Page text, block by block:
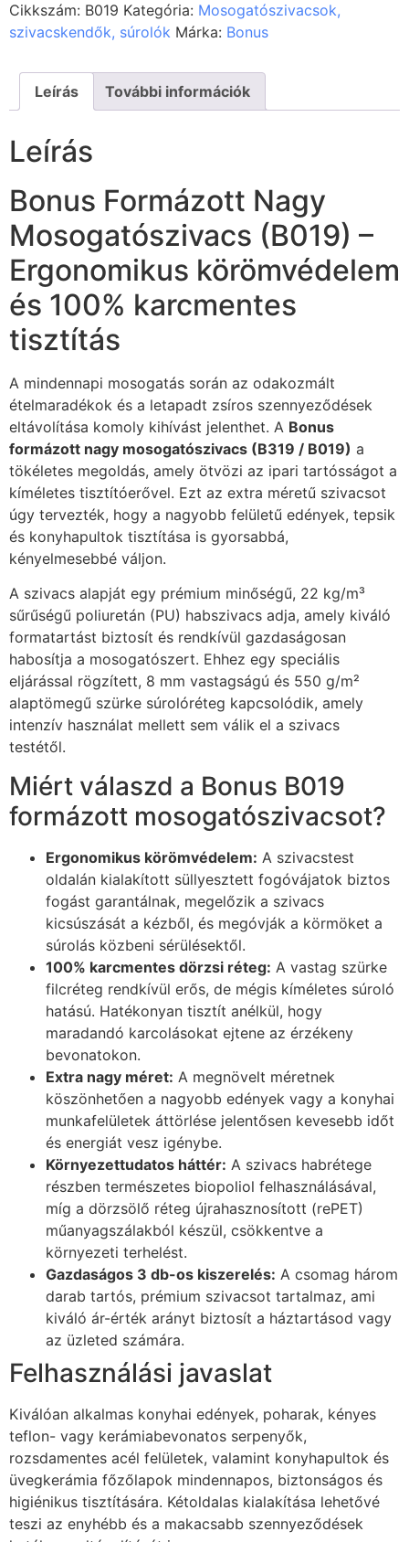
Cikkszám: B019 Kategória: Mosogatószivacsok,
szivacskendők, súrolók Márka: Bonus
Leírás További információk
Leírás
Bonus Formázott Nagy
Mosogatószivacs (B019) –
Ergonomikus körömvédelem
és 100% karcmentes
tisztítás
A mindennapi mosogatás során az odakozmált
ételmaradékok és a letapadt zsíros szennyeződések
eltávolítása komoly kihívást jelenthet. A Bonus
formázott nagy mosogatószivacs (B319 / B019) a
tökéletes megoldás, amely ötvözi az ipari tartósságot a
kíméletes tisztítóerővel. Ezt az extra méretű szivacsot
úgy tervezték, hogy a nagyobb felületű edények, tepsik
és konyhapultok tisztítása is gyorsabbá,
kényelmesebbé váljon.
A szivacs alapját egy prémium minőségű, 22 kg/m³
sűrűségű poliuretán (PU) habszivacs adja, amely kiváló
formatartást biztosít és rendkívül gazdaságosan
habosítja a mosogatószert. Ehhez egy speciális
eljárással rögzített, 8 mm vastagságú és 550 g/m²
alaptömegű szürke súrolóréteg kapcsolódik, amely
intenzív használat mellett sem válik el a szivacs
testétől.
Miért válaszd a Bonus B019
formázott mosogatószivacsot?
Ergonomikus körömvédelem: A szivacstest
oldalán kialakított süllyesztett fogóvájatok biztos
fogást garantálnak, megelőzik a szivacs
kicsúszását a kézből, és megóvják a körmöket a
súrolás közbeni sérülésektől.
100% karcmentes dörzsi réteg: A vastag szürke
filcréteg rendkívül erős, de mégis kíméletes súroló
hatású. Hatékonyan tisztít anélkül, hogy
maradandó karcolásokat ejtene az érzékeny
bevonatokon.
Extra nagy méret: A megnövelt méretnek
köszönhetően a nagyobb edények vagy a konyhai
munkafelületek áttörlése jelentősen kevesebb időt
és energiát vesz igénybe.
Környezettudatos háttér: A szivacs habrétege
részben természetes biopoliol felhasználásával,
míg a dörzsölő réteg újrahasznosított (rePET)
műanyagszálakból készül, csökkentve a
környezeti terhelést.
Gazdaságos 3 db-os kiszerelés: A csomag három
darab tartós, prémium szivacsot tartalmaz, ami
kiváló ár-érték arányt biztosít a háztartásod vagy
az üzleted számára.
Felhasználási javaslat
Kiválóan alkalmas konyhai edények, poharak, kényes
teflon- vagy kerámiabevonatos serpenyők,
rozsdamentes acél felületek, valamint konyhapultok és
üvegkerámia főzőlapok mindennapos, biztonságos és
higiénikus tisztítására. Kétoldalas kialakítása lehetővé
teszi az enyhébb és a makacsabb szennyeződések